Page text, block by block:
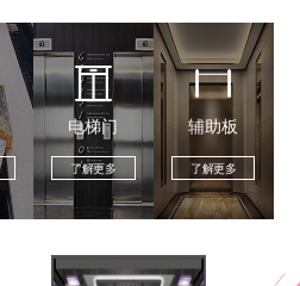
电梯门
了解更多
辅助板
了解更多